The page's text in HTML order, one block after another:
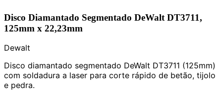
Disco Diamantado Segmentado DeWalt DT3711,
125mm x 22,23mm
Dewalt
Disco diamantado segmentado DeWalt DT3711 (125mm)
com soldadura a laser para corte rápido de betão, tijolo
e pedra.